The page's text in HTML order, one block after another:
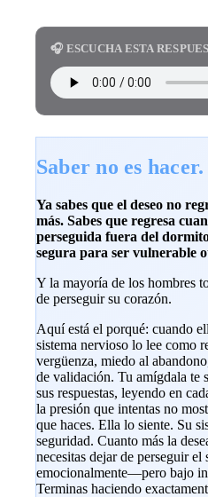
🎧 ESCUCHA ESTA
Saber no es hacer.
Ya sabes que el deseo no
más. Sabes que regresa
perseguida fuera del
segura para ser vulnerable
Y la mayoría de los hombres
de perseguir su corazón.
Aquí está el porqué: cuando
sistema nervioso lo lee como
vergüenza, miedo al
de validación. Tu amígdala te
sus respuestas, leyendo en
la presión que intentas no
que haces. Ella lo siente. Su
seguridad. Cuanto más la
necesitas dejar de perseguir
emocionalmente—pero bajo
Terminas haciendo